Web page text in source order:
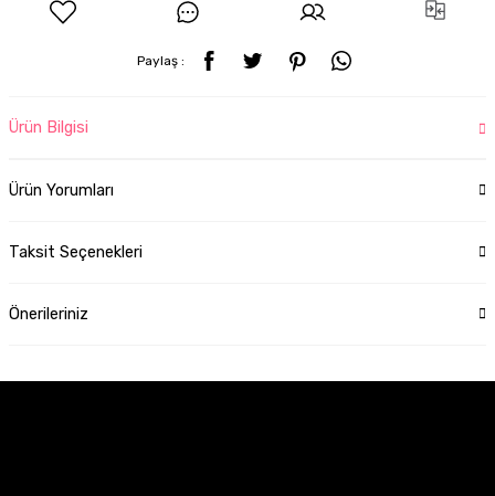
Paylaş :
Ürün Bilgisi
Ürün Yorumları
Taksit Seçenekleri
Önerileriniz